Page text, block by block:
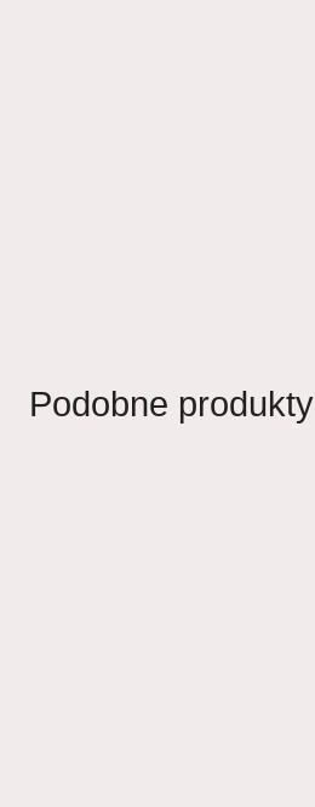
Podobne produkty